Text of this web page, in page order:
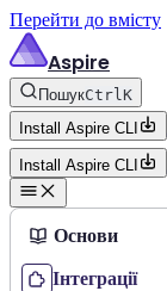
Перейти до вмісту
Aspire
ПошукCtrlK
Install Aspire CLI
Install Aspire CLI
Основи
Інтеграції